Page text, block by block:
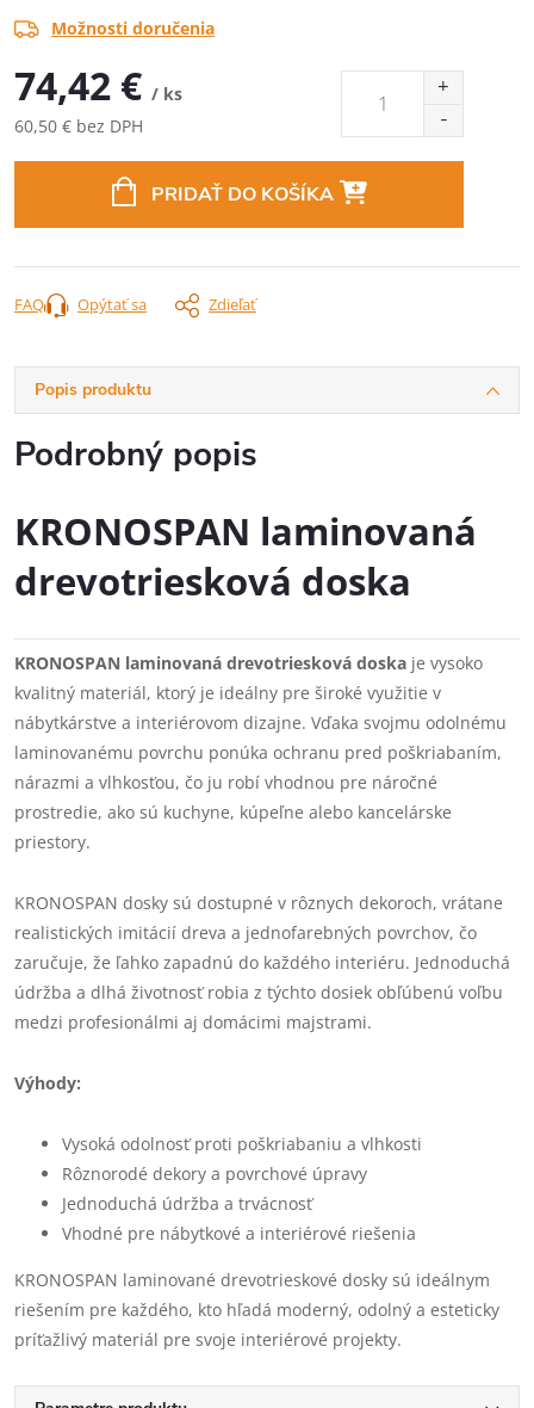
Možnosti doručenia
74,42 € / ks
60,50 € bez DPH
PRIDAŤ DO KOŠÍKA
Opýtať sa Zdieľať
FAQ
Popis produktu
Podrobný popis
KRONOSPAN laminovaná
drevotriesková doska
KRONOSPAN laminovaná drevotriesková doska je vysoko
kvalitný materiál, ktorý je ideálny pre široké využitie v
nábytkárstve a interiérovom dizajne. Vďaka svojmu odolnému
laminovanému povrchu ponúka ochranu pred poškriabaním,
nárazmi a vlhkosťou, čo ju robí vhodnou pre náročné
prostredie, ako sú kuchyne, kúpeľne alebo kancelárske
priestory.
KRONOSPAN dosky sú dostupné v rôznych dekoroch, vrátane
realistických imitácií dreva a jednofarebných povrchov, čo
zaručuje, že ľahko zapadnú do každého interiéru. Jednoduchá
údržba a dlhá životnosť robia z týchto dosiek obľúbenú voľbu
medzi profesionálmi aj domácimi majstrami.
Výhody:
Vysoká odolnosť proti poškriabaniu a vlhkosti
Rôznorodé dekory a povrchové úpravy
Jednoduchá údržba a trvácnosť
Vhodné pre nábytkové a interiérové riešenia
KRONOSPAN laminované drevotrieskové dosky sú ideálnym
riešením pre každého, kto hľadá moderný, odolný a esteticky
príťažlivý materiál pre svoje interiérové projekty.